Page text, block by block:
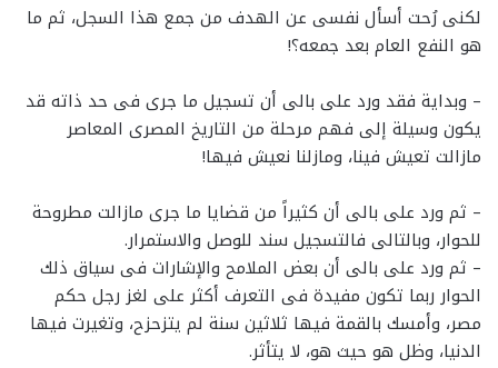
لكنى رُحت أسأل نفسى عن الهدف من جمع هذا السجل، ثم ما
هو النفع العام بعد جمعه؟!
– وبداية فقد ورد على بالى أن تسجيل ما جرى فى حد ذاته قد
يكون وسيلة إلى فهم مرحلة من التاريخ المصرى المعاصر
مازالت تعيش فينا، ومازلنا نعيش فيها!
– ثم ورد على بالى أن كثيراً من قضايا ما جرى مازالت مطروحة
للحوار، وبالتالى فالتسجيل سند للوصل والاستمرار.
– ثم ورد على بالى أن بعض الملامح والإشارات فى سياق ذلك
الحوار ربما تكون مفيدة فى التعرف أكثر على لغز رجل حكم
مصر، وأمسك بالقمة فيها ثلاثين سنة لم يتزحزح، وتغيرت فيها
الدنيا، وظل هو حيث هو، لا يتأثر.